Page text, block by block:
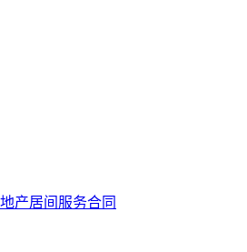
产居间服务合同